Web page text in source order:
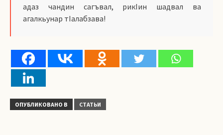
адаз чандин сагъвал, рикIин шадвал ва
агалкьунар тIалабзава!
ОПУБЛИКОВАНО В СТАТЬИ